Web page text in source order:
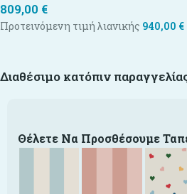
809,00 €
Προτεινόμενη τιμή λιανικής 940,00 €
Διαθέσιμο κατόπιν
Θέλετε Να Προσθέσουμε